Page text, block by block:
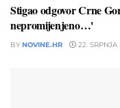
Stigao odgovor Crne
nepromijenjeno…'
BY NOVINE.HR 22. SRPNJA